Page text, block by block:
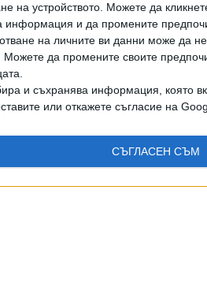
на устройството. Можете да
информация и да промените
на личните ви данни може да
да промените своите
и съхранява информация, която
или откажете съгласие на
СЪГЛАСЕН СЪМ